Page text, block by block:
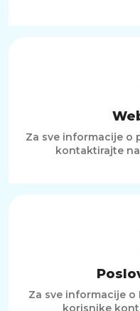
Za sve informacije o
kontaktirajte
Za sve informacije o
korisnike